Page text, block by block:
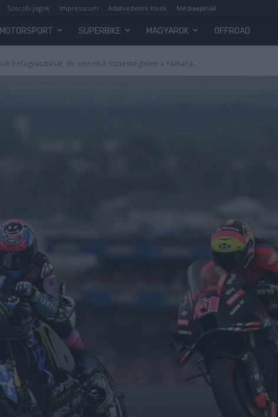
Szerzői jogok Impresszum Adatvédelmi elvek Médiaajánlat
MOTORSPORT SUPERBIKE MAGYAROK OFFROAD
befagyasztását, de szerintük tisztességtelen a Yamaha...